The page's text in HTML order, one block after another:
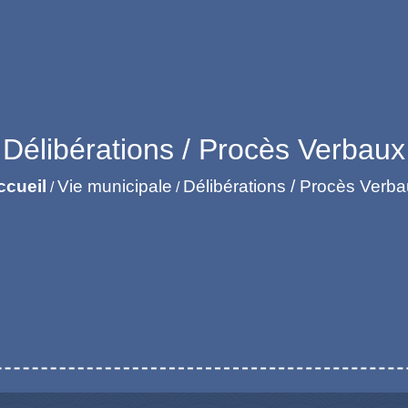
Délibérations / Procès Verbaux
/Vie municipale / Délibérations / Procès